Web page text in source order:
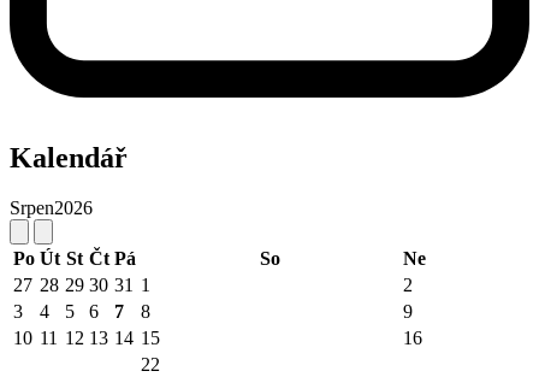
Kalendář
Srpen2026
Po Út St Čt Pá So
Ne
27 28 29 30 31 1
2
3
4 5 6 7 8
9
10 11 12 13 14 15 16
22